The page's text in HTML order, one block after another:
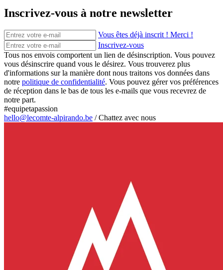
Inscrivez-vous à notre newsletter
Vous êtes déjà inscrit ! Merci !
Inscrivez-vous
Tous nos envois comportent un lien de désinscription. Vous pouvez
vous désinscrire quand vous le désirez. Vous trouverez plus
d'informations sur la manière dont nous traitons vos données dans
notre politique de confidentialité. Vous pouvez gérer vos préférences
de réception dans le bas de tous les e-mails que vous recevrez de
notre part.
#equipetapassion
hello@lecomte-alpirando.be /Chattez avec nous